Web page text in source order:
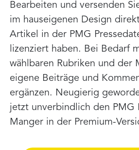
Bearbeiten und versenden
im hauseigenen Design
Artikel in der PMG
lizenziert haben. Bei Bedarf
wählbaren Rubriken und der
eigene Beiträge und
ergänzen. Neugierig
jetzt unverbindlich den PMG
Manger in der Premium-